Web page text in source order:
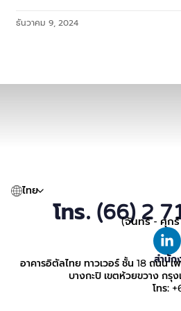
ธันวาคม 9, 2024
ไทย
โทร. (66) 2
(จันทร์ - ศุก
สำนัก
อาคารอิตัลไทย ทาวเวอร์ ชั้น 18 ถนน
บางกะปิ เขตห้วยขวาง กรุ
โทร: